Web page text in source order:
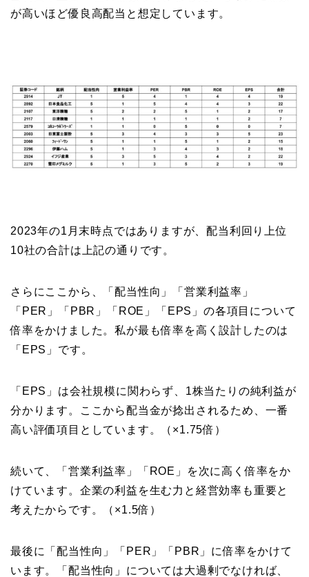
が高いほど優良高配当と想定しています。
2023年の1月末時点ではありますが、配当利回り上位
10社の合計は上記の通りです。
さらにここから、「配当性向」「営業利益率」
「PER」「PBR」「ROE」「EPS」の各項目について
倍率をかけました。私が最も倍率を高く設計したのは
「EPS」です。
「EPS」は会社規模に関わらず、1株当たりの純利益が
分かります。ここから配当金が捻出されるため、一番
高い評価項目としています。（×1.75倍）
続いて、「営業利益率」「ROE」を次に高く倍率をか
けています。企業の利益を生む力と経営効率も重要と
考えたからです。（×1.5倍）
最後に「配当性向」「PER」「PBR」に倍率をかけて
います。「配当性向」については大過剰でなければ、